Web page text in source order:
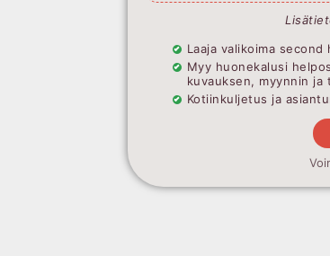
Laaja valikoima
Myy huonekalusi
kuvauksen, myynnin ja
Kotiinkuljetus ja